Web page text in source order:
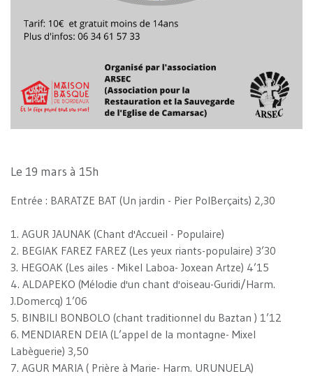
Le 19 mars à 15h
Entrée : BARATZE BAT (Un jardin - Pier PolBerçaits) 2,30
1. AGUR JAUNAK (Chant d'Accueil - Populaire)
2. BEGIAK FAREZ FAREZ (Les yeux riants-populaire) 3’30
3. HEGOAK (Les ailes - Mikel Laboa- Joxean Artze) 4’15
4. ALDAPEKO (Mélodie d'un chant d'oiseau-Guridi/Harm.
J.Domercq) 1’06
5. BINBILI BONBOLO (chant traditionnel du Baztan ) 1’12
6. MENDIAREN DEIA (L’appel de la montagne- Mixel
Labèguerie) 3,50
7. AGUR MARIA ( Prière à Marie- Harm. URUNUELA)